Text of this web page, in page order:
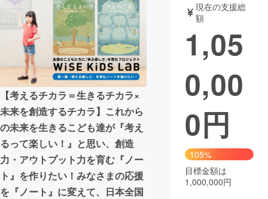
テクノロジー・ガジェット
映像・映画 書籍・雑誌
ビジネス・起業 チャレンジ
まちづくり・地域活性化
CAMPFIRE for Social Good
CAMPFIRE Creation
CAMPFIREふるさと納税 machi-ya コミュニティ
【考えるチカラ＝生きるチカラ×
未来を創造するチカラ】これから
の未来を生きるこども達が『考え
るって楽しい！』と思い、創造
力・アウトプット力を育む『ノー
ト』を作りたい！みなさまの応援
を『ノート』に変えて、日本全国
現在の支援総
額
1,05
0,00
0円
105%
目標金額は
1,000,000円